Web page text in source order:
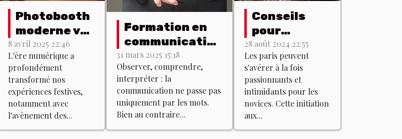
Photobooth
moderne vs
vintage :
quel est le
meilleur
choix ?
8 avril 2025 22:46
L'ère numérique a
profondément
transformé nos
expériences festives,
notamment avec
l'avènement des...
Formation en
communication
non verbale :
est-ce que ça
existe ?
31 mars 2025 15:18
Observer, comprendre,
interpréter : la
communication ne passe pas
uniquement par les mots.
Bien au contraire...
Conseils
pour
débutants :
comprendre
les bases
des paris
28 août 2024 22:55
Les paris peuvent
s'avérer à la fois
passionnants et
intimidants pour les
novices. Cette initiation
aux...